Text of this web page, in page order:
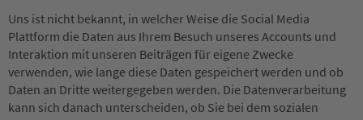
Uns ist nicht bekannt, in welcher Weise die Social Media
Plattform die Daten aus Ihrem Besuch unseres Accounts und
Interaktion mit unseren Beiträgen für eigene Zwecke
verwenden, wie lange diese Daten gespeichert werden und ob
Daten an Dritte weitergegeben werden. Die Datenverarbeitung
kann sich danach unterscheiden, ob Sie bei dem sozialen